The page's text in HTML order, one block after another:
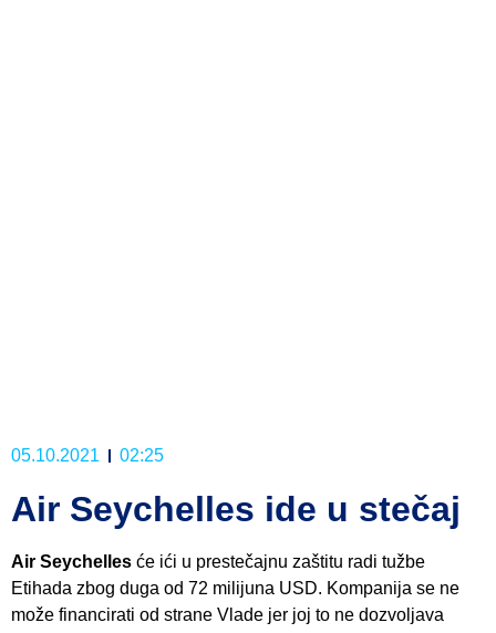
05.10.2021 02:25
Air Seychelles ide u stečaj
Air Seychelles će ići u prestečajnu zaštitu radi tužbe
Etihada zbog duga od 72 milijuna USD. Kompanija se ne
može financirati od strane Vlade jer joj to ne dozvoljava